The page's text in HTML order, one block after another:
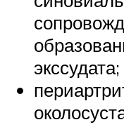
экссудата;